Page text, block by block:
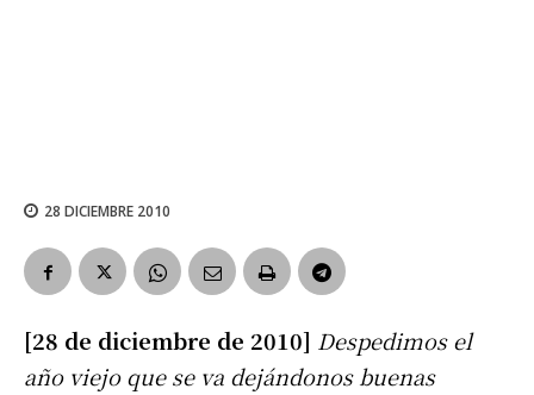
28 DICIEMBRE 2010
[28 de diciembre de 2010] Despedimos el
año viejo que se va dejándonos buenas